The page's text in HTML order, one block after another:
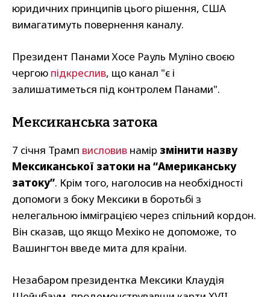
юридичних принципів цього рішення, США
вимагатимуть повернення каналу.
Президент Панами Хосе Рауль Муліно своєю
чергою підкреслив, що канал "є і
залишатиметься під контролем Панами".
Мексиканська затока
7 січня Трамп висловив намір змінити назву
Мексиканської затоки на “Американську
затоку”. Крім того, наголосив на необхідності
допомоги з боку Мексики в боротьбі з
нелегальною імміграцією через спільний кордон.
Він сказав, що якщо Мехіко не допоможе, то
Вашингтон введе мита для країни.
Незабаром президентка Мексики Клаудія